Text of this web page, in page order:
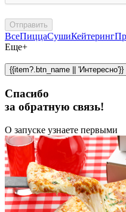
Отправить
ВсеПиццаСушиКейтеринг
Еще+
{{item?.btn_name || 'Интересно'}}
Спасибо
за обратную связь!
О запуске узнаете первыми